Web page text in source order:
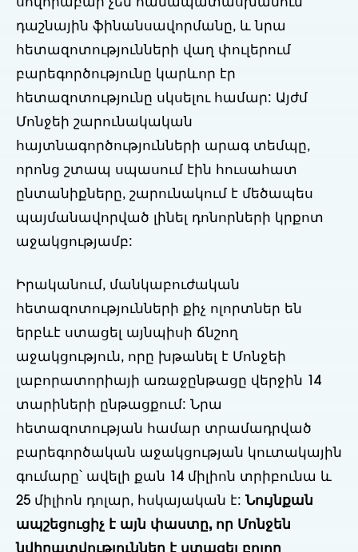
սովորաբար չեն համապատասխանում
դաշնային ֆինանսավորմանը, և նրա
հետազոտությունների վաղ փուլերում
բարեգործությունը կարևոր էր
հետազոտությունը սկսելու համար: Այժմ
Մոնջեի շարունակական
հայտնագործությունների արագ տեմպը,
որոնց շտապ սպասում էին հուսահատ
ընտանիքները, շարունակում է մեծապես
պայմանավորված լինել դոնորների կրքոտ
աջակցությամբ:
Իրականում, մանկաբուժական
հետազոտությունների քիչ ոլորտներ են
երբևէ ստացել այնպիսի ճնշող
աջակցություն, որը խթանել է Մոնջեի
լաբորատորիայի առաջընթացը վերջին 14
տարիների ընթացքում: Նրա
հետազոտության համար տրամադրված
բարեգործական աջակցության կուտակային
գումարը՝ ավելի քան 14 միլիոն տրիբունա և
25 միլիոն դոլար, հսկայական է: Նույնքան
ապշեցուցիչ է այն փաստը, որ Մոնջեն
նվիրատվություններ է ստացել բոլոր